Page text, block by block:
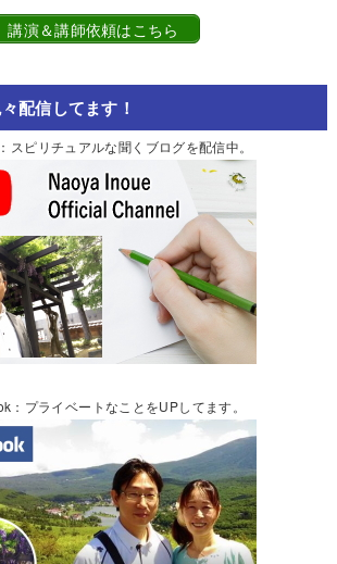
講演＆講師依頼はこちら
配信してます！
スピリチュアルな聞くブログを配信中。
：プライベートなことをUPしてます。